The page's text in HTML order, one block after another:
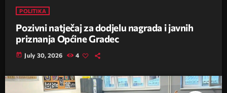
POLITIKA
Pozivni natječaj za dodjelu nagrada i javnih
priznanja Općine Gradec
today July 30, 2026 4